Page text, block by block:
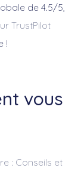
de 4.5/5,
TrustPilot
!
vous
: Conseils et